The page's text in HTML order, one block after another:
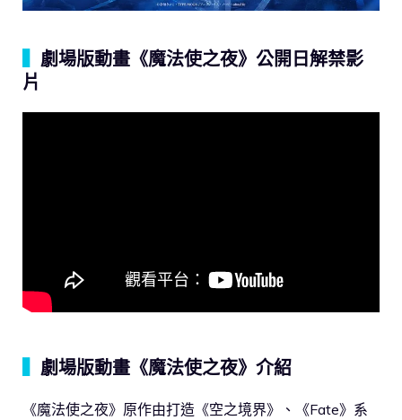
劇場版動畫《魔法使之夜》公開日解禁影
片
劇場版動畫《魔法使之夜》介紹
《魔法使之夜》原作由打造《空之境界》、《Fate》系